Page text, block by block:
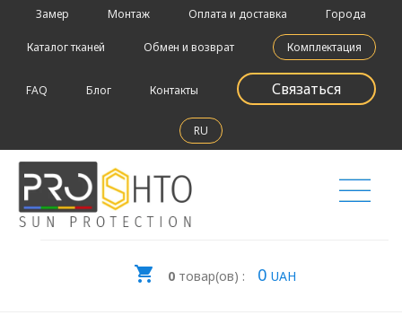
Замер Монтаж Оплата и доставка Города
Каталог тканей Обмен и возврат Комплектация
FAQ Блог Контакты Связаться
RU
0товар(ов) : 0 UAH